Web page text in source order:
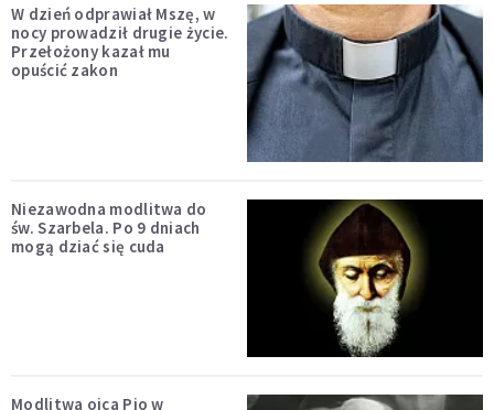
W dzień odprawiał Mszę, w
nocy prowadził drugie życie.
Przełożony kazał mu
opuścić zakon
Niezawodna modlitwa do
św. Szarbela. Po 9 dniach
mogą dziać się cuda
Modlitwa ojca Pio w